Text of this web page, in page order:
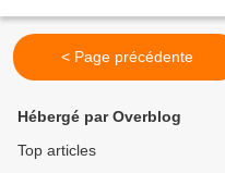
< Page précédente
Hébergé par Overblog
Top articles